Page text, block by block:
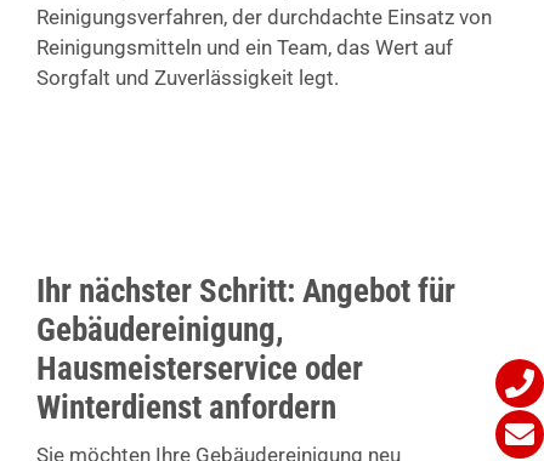
Reinigungsverfahren, der durchdachte Einsatz von
Reinigungsmitteln und ein Team, das Wert auf
Sorgfalt und Zuverlässigkeit legt.
Ihr nächster Schritt: Angebot für
Gebäudereinigung,
Hausmeisterservice oder
Winterdienst anfordern
Sie möchten Ihre Gebäudereinigung neu